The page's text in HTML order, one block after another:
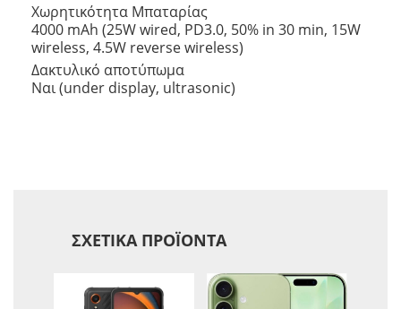
Χωρητικότητα Μπαταρίας
4000 mAh (25W wired, PD3.0, 50% in 30 min, 15W
wireless, 4.5W reverse wireless)
Δακτυλικό αποτύπωμα
Ναι (under display, ultrasonic)
ΣΧΕΤΙΚΆ ΠΡΟΪΌΝΤΑ